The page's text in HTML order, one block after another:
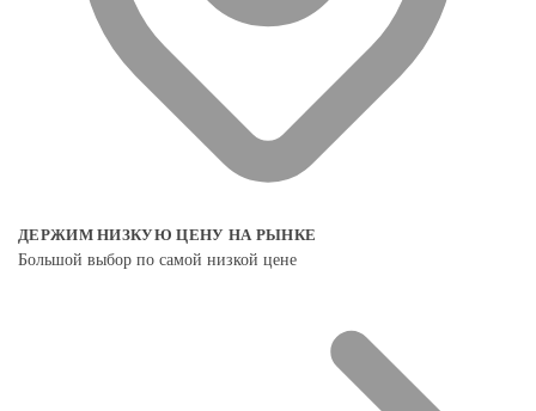
ДЕРЖИМ НИЗКУЮ ЦЕНУ НА РЫНКЕ
Большой выбор по самой низкой цене